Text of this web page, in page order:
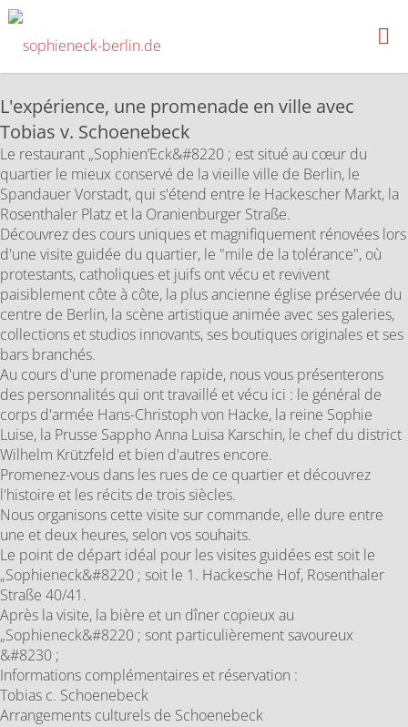
Passer
au
contenu
BERLIN.DE
L'expérience, une promenade en ville avec
Tobias v. Schoenebeck
Le restaurant „Sophien’Eck&#8220 ; est situé au cœur du
quartier le mieux conservé de la vieille ville de Berlin, le
Spandauer Vorstadt, qui s'étend entre le Hackescher Markt, la
Rosenthaler Platz et la Oranienburger Straße.
Découvrez des cours uniques et magnifiquement rénovées lors
d'une visite guidée du quartier, le "mile de la tolérance", où
protestants, catholiques et juifs ont vécu et revivent
paisiblement côte à côte, la plus ancienne église préservée du
centre de Berlin, la scène artistique animée avec ses galeries,
collections et studios innovants, ses boutiques originales et ses
bars branchés.
Au cours d'une promenade rapide, nous vous présenterons
des personnalités qui ont travaillé et vécu ici : le général de
corps d'armée Hans-Christoph von Hacke, la reine Sophie
Luise, la Prusse Sappho Anna Luisa Karschin, le chef du district
Wilhelm Krützfeld et bien d'autres encore.
Promenez-vous dans les rues de ce quartier et découvrez
l'histoire et les récits de trois siècles.
Nous organisons cette visite sur commande, elle dure entre
une et deux heures, selon vos souhaits.
Le point de départ idéal pour les visites guidées est soit le
„Sophieneck&#8220 ; soit le 1. Hackesche Hof, Rosenthaler
Straße 40/41.
Après la visite, la bière et un dîner copieux au
„Sophieneck&#8220 ; sont particulièrement savoureux
&#8230 ;
Informations complémentaires et réservation :
Tobias c. Schoenebeck
Arrangements culturels de Schoenebeck